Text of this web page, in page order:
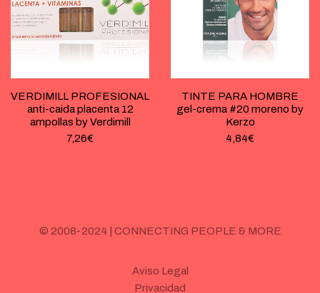
VERDIMILL PROFESIONAL
anti-caida placenta 12
ampollas by Verdimill
7,26€
TINTE PARA HOMBRE
gel-crema #20 moreno by
Kerzo
4,84€
© 2008-2024 | CONNECTING PEOPLE & MORE
Aviso Legal
Privacidad